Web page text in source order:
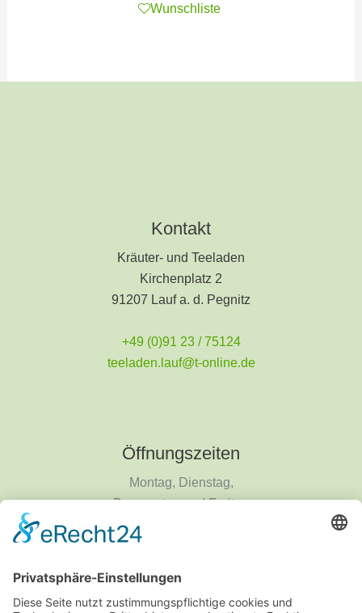
Wunschliste
Kontakt
Kräuter- und Teeladen
Kirchenplatz 2
91207 Lauf a. d. Pegnitz
+49 (0)91 23 / 75124
teeladen.lauf@t-online.de
Öffnungszeiten
Montag, Dienstag,
Donnerstag und Freitag
9 - 14 Uhr